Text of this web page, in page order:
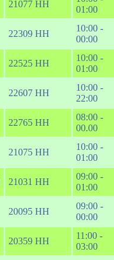
21077 HH
01:00
22309 HH
10:00 -
00:00
22525 HH
10:00 -
01:00
22607 HH
10:00 -
22:00
22765 HH
08:00 -
00.00
21075 HH
10:00 -
01:00
21031 HH
09:00 -
01:00
20095 HH
09:00 -
00:00
20359 HH
11:00 -
03:00